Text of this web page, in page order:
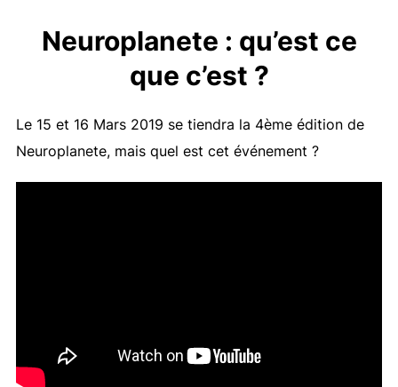
Neuroplanete : qu’est ce
que c’est ?
Le 15 et 16 Mars 2019 se tiendra la 4ème édition de
Neuroplanete, mais quel est cet événement ?